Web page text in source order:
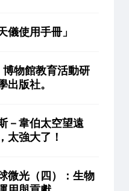
儀使用手冊」
物館教育活動研
出版社。
－韋伯太空望遠
太強大了！
微光（四）：生物